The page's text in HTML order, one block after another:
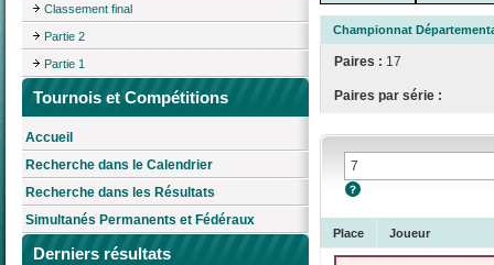
Classement final
Partie 2
Partie 1
Tournois et Compétitions
Accueil
Recherche dans le Calendrier
Recherche dans les Résultats
Simultanés Permanents et Fédéraux
Derniers résultats
Championnat
Paires : 17
Paires par série :
Place Joueur